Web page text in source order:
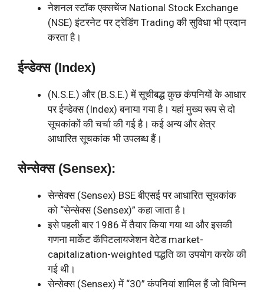
नेशनल स्टॉक एक्सचेंज National Stock Exchange
(NSE) इंटरनेट पर ट्रेडिंग Trading की सुविधा भी प्रदान
करता है।
ईन्डेक्स (Index)
(N.S.E.) और (B.S.E.) में सूचीबद्ध कुछ कंपनियों के आधार
पर ईन्डेक्स (Index) बनाया गया है। यहां मुख्य रूप से दो
सूचकांकों की चर्चा की गई है। कई अन्य और क्षेत्र
आधारित सूचकांक भी उपलब्ध हैं।
सेन्सेक्स (Sensex):
सेन्सेक्स (Sensex) BSE बीएसई पर आधारित सूचकांक
को “सेन्सेक्स (Sensex)” कहा जाता है।
इसे पहली बार 1986 में तैयार किया गया था और इसकी
गणना मार्केट कॅपिटलायजेशन वेटेड market-
capitalization-weighted पद्धति का उपयोग करके की
गई थी।
सेन्सेक्स (Sensex) में “30” कंपनियां शामिल हैं जो विभिन्न